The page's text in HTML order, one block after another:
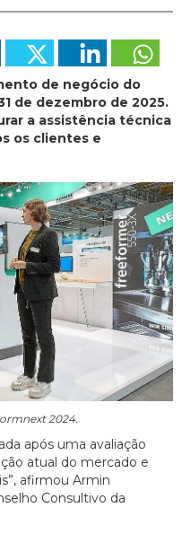
de negócio do
de dezembro de 2025.
a assistência técnica
os clientes e
2024.
após uma avaliação
atual do mercado e
afirmou Armin
Consultivo da